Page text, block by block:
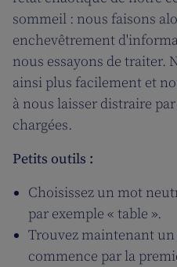
sommeil : nous faisons
enchevêtrement
nous essayons de traiter.
ainsi plus facilement et
à nous laisser distraire
chargées.
Petits outils :
Choisissez un mot
par exemple « table ».
Trouvez maintenant
commence par la